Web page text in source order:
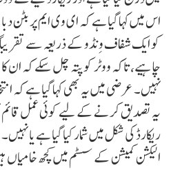
اس میں کہا گیا ہے کہ ای وی ایم پر
چاہیے، تاکہ ووٹر کو پتہ چل سکے کہ
نہیں۔ عرضی میں یہ بھی کہا گیا ہے کہ
یہ تصدیق کرنے کے لیے کوئی عمل
ریکارڈ کی شکل میں شمار کیا گیا ہے یا
الیکشن کمیشن کے سسٹم میں کچھ خامیاں